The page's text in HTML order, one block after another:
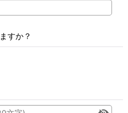
すか？